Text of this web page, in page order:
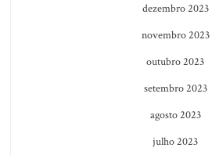
dezembro 2023
novembro 2023
outubro 2023
setembro 2023
agosto 2023
julho 2023